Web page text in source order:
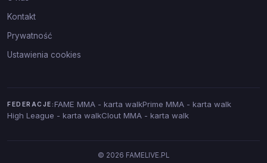
Kontakt
Prywatność
Ustawienia cookies
FEDERACJE: FAME MMA - karta walkPrime MMA - karta walk
High League - karta walkClout MMA - karta walk
© 2026 FAMELIVE.PL